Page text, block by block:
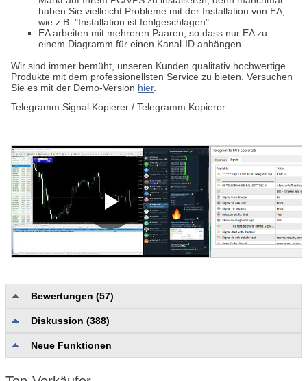
haben Sie vielleicht Probleme mit der Installation von EA,
wie z.B. "Installation ist fehlgeschlagen".
EA arbeiten mit mehreren Paaren, so dass nur EA zu
einem Diagramm für einen Kanal-ID anhängen
Wir sind immer bemüht, unseren Kunden qualitativ hochwertige
Produkte mit dem professionellsten Service zu bieten. Versuchen
Sie es mit der Demo-Version hier.
Telegramm Signal Kopierer / Telegramm Kopierer
Bewertungen (57)
Bewertungen ohne Kategorie
Zuverlässigkeit und Nutzerfreundlichkeit
Diskussion (388)
Neue Funktionen